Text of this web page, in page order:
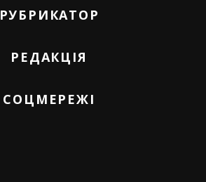
РУБРИКАТОР
РЕДАКЦІЯ
СОЦМЕРЕЖІ